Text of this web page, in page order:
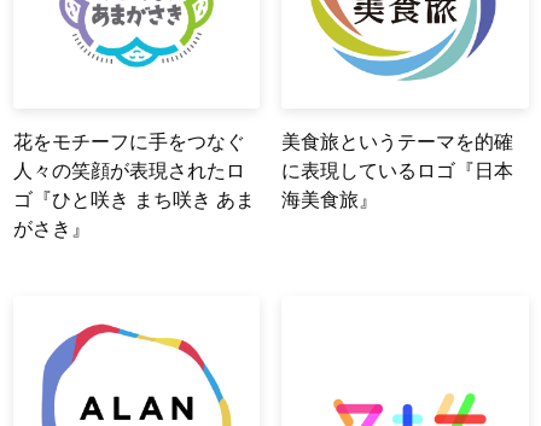
花をモチーフに手をつなぐ
人々の笑顔が表現されたロ
ゴ『ひと咲き まち咲き あま
がさき』
美食旅というテーマを的確
に表現しているロゴ『日本
海美食旅』